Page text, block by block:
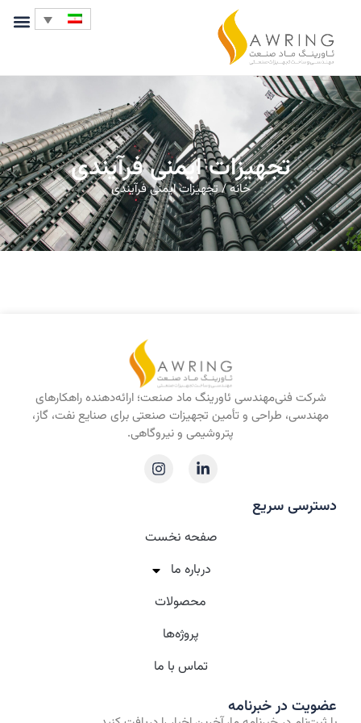
تجهیزات ایمنی فرآیندی
خانه/ تجهیزات ایمنی فرآیندی
شرکت فنی‌مهندسی ئاورینگ ماد صنعت؛ ارائه‌دهنده راهکارهای
مهندسی، طراحی و تأمین تجهیزات صنعتی برای صنایع نفت، گاز،
پتروشیمی و نیروگاهی.
دسترسی سریع
صفحه نخست
درباره‌ ما
محصولات
پروژه‌ها
تماس با ما
عضویت در خبرنامه